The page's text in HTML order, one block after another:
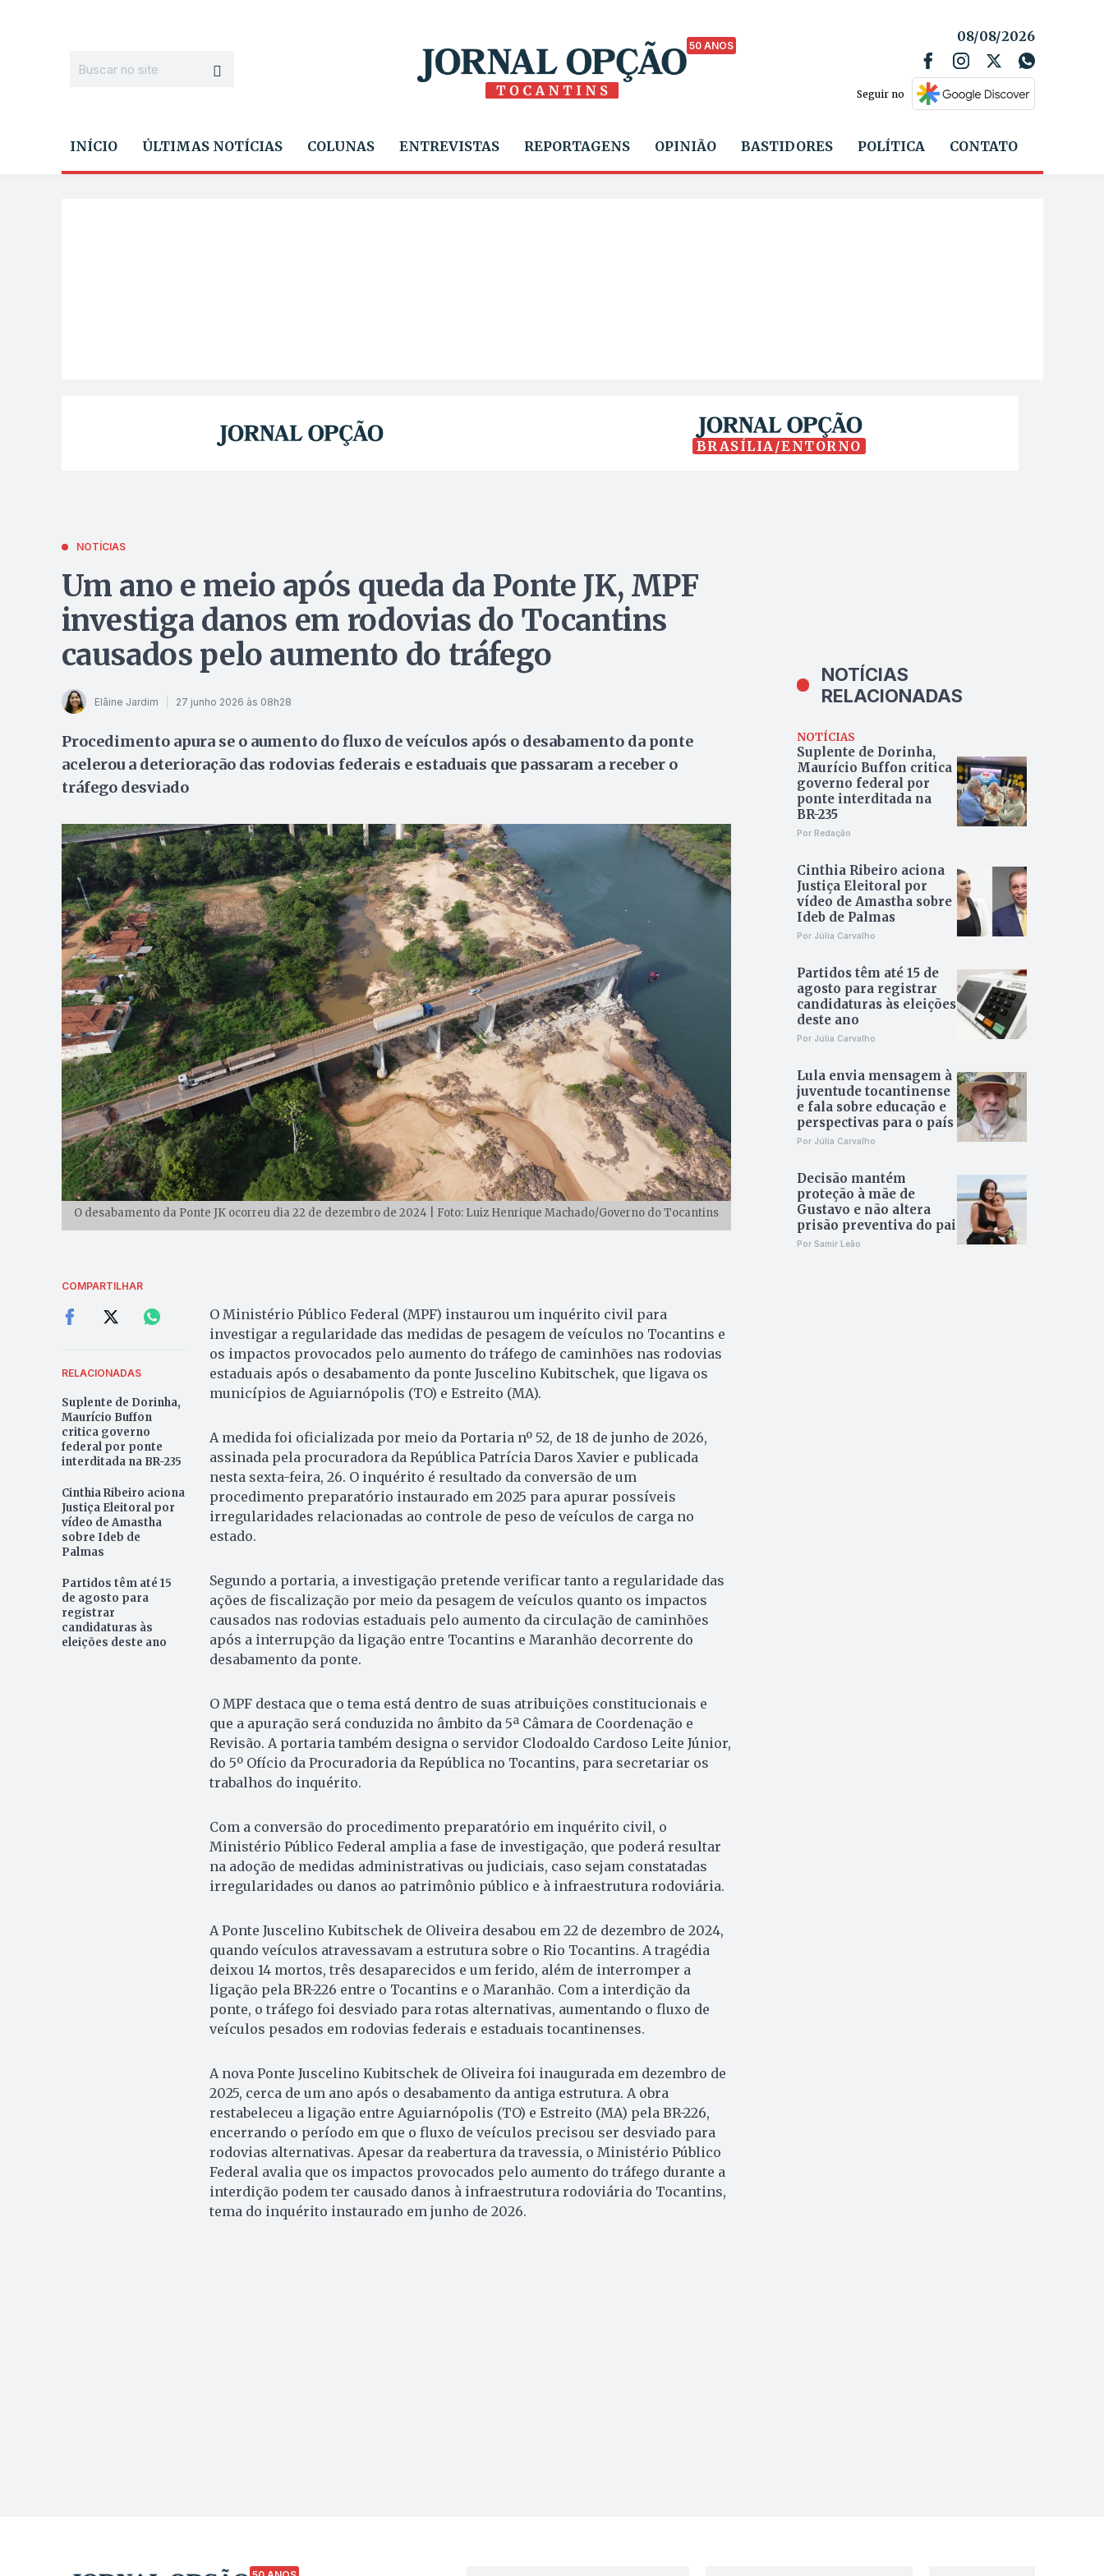
50 ANOS
08/08/2026
Seguir no
INÍCIO ÚLTIMAS NOTÍCIAS COLUNAS ENTREVISTAS REPORTAGENS OPINIÃO BASTIDORES POLÍTICA CONTATO
BRASÍLIA/ENTORNO
NOTÍCIAS
Um ano e meio após queda da Ponte JK, MPF
investiga danos em rodovias do Tocantins
causados pelo aumento do tráfego
Elâine Jardim 27 junho 2026 às 08h28
Procedimento apura se o aumento do fluxo de veículos após o desabamento da ponte
acelerou a deterioração das rodovias federais e estaduais que passaram a receber o
tráfego desviado
O desabamento da Ponte JK ocorreu dia 22 de dezembro de 2024 | Foto: Luiz Henrique Machado/Governo do Tocantins
COMPARTILHAR
RELACIONADAS
Suplente de Dorinha,
Maurício Buffon
critica governo
federal por ponte
interditada na BR-235
Cinthia Ribeiro aciona
Justiça Eleitoral por
vídeo de Amastha
sobre Ideb de
Palmas
Partidos têm até 15
de agosto para
registrar
candidaturas às
eleições deste ano
O Ministério Público Federal (MPF) instaurou um inquérito civil para
investigar a regularidade das medidas de pesagem de veículos no Tocantins e
os impactos provocados pelo aumento do tráfego de caminhões nas rodovias
estaduais após o desabamento da ponte Juscelino Kubitschek, que ligava os
municípios de Aguiarnópolis (TO) e Estreito (MA).
A medida foi oficializada por meio da Portaria nº 52, de 18 de junho de 2026,
assinada pela procuradora da República Patrícia Daros Xavier e publicada
nesta sexta-feira, 26. O inquérito é resultado da conversão de um
procedimento preparatório instaurado em 2025 para apurar possíveis
irregularidades relacionadas ao controle de peso de veículos de carga no
estado.
Segundo a portaria, a investigação pretende verificar tanto a regularidade das
ações de fiscalização por meio da pesagem de veículos quanto os impactos
causados nas rodovias estaduais pelo aumento da circulação de caminhões
após a interrupção da ligação entre Tocantins e Maranhão decorrente do
desabamento da ponte.
O MPF destaca que o tema está dentro de suas atribuições constitucionais e
que a apuração será conduzida no âmbito da 5ª Câmara de Coordenação e
Revisão. A portaria também designa o servidor Clodoaldo Cardoso Leite Júnior,
do 5º Ofício da Procuradoria da República no Tocantins, para secretariar os
trabalhos do inquérito.
Com a conversão do procedimento preparatório em inquérito civil, o
Ministério Público Federal amplia a fase de investigação, que poderá resultar
na adoção de medidas administrativas ou judiciais, caso sejam constatadas
irregularidades ou danos ao patrimônio público e à infraestrutura rodoviária.
A Ponte Juscelino Kubitschek de Oliveira desabou em 22 de dezembro de 2024,
quando veículos atravessavam a estrutura sobre o Rio Tocantins. A tragédia
deixou 14 mortos, três desaparecidos e um ferido, além de interromper a
ligação pela BR-226 entre o Tocantins e o Maranhão. Com a interdição da
ponte, o tráfego foi desviado para rotas alternativas, aumentando o fluxo de
veículos pesados em rodovias federais e estaduais tocantinenses.
A nova Ponte Juscelino Kubitschek de Oliveira foi inaugurada em dezembro de
2025, cerca de um ano após o desabamento da antiga estrutura. A obra
restabeleceu a ligação entre Aguiarnópolis (TO) e Estreito (MA) pela BR-226,
encerrando o período em que o fluxo de veículos precisou ser desviado para
rodovias alternativas. Apesar da reabertura da travessia, o Ministério Público
Federal avalia que os impactos provocados pelo aumento do tráfego durante a
interdição podem ter causado danos à infraestrutura rodoviária do Tocantins,
tema do inquérito instaurado em junho de 2026.
NOTÍCIAS
RELACIONADAS
NOTÍCIAS
Suplente de Dorinha,
Maurício Buffon critica
governo federal por
ponte interditada na
BR-235
Por Redação
Cinthia Ribeiro aciona
Justiça Eleitoral por
vídeo de Amastha sobre
Ideb de Palmas
Por Júlia Carvalho
Partidos têm até 15 de
agosto para registrar
candidaturas às eleições
deste ano
Por Júlia Carvalho
Lula envia mensagem à
juventude tocantinense
e fala sobre educação e
perspectivas para o país
Por Júlia Carvalho
Decisão mantém
proteção à mãe de
Gustavo e não altera
prisão preventiva do pai
Por Samir Leão